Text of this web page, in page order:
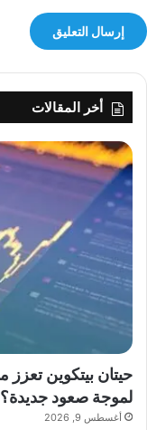
أخر المقالات
لموجة صعود جديدة؟
أغسطس 9, 2026